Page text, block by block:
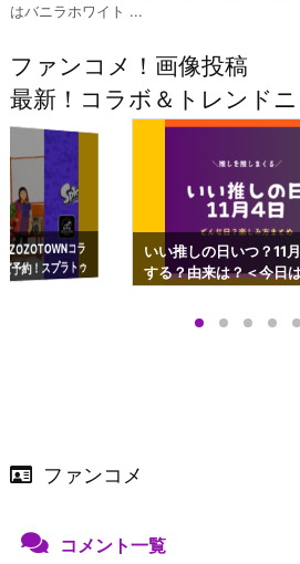
はバニラホワイト ...
ファンコメ！画像投稿
最新！コラボ＆トレンド
コラ
予約！スプラトゥ
ップも渋谷Hz
いい推しの日いつ？11
する？由来は？＜今日
ファンコメ
コメント一覧